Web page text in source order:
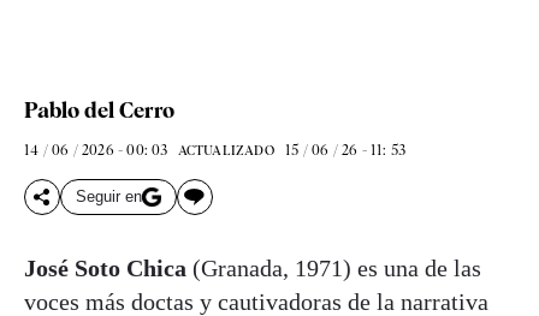
Pablo del Cerro
14 / 06 / 2026 - 00: 03 ACTUALIZADO 15 / 06 / 26 - 11: 53
Seguir en
José Soto Chica (Granada, 1971) es una de las
voces más doctas y cautivadoras de la narrativa